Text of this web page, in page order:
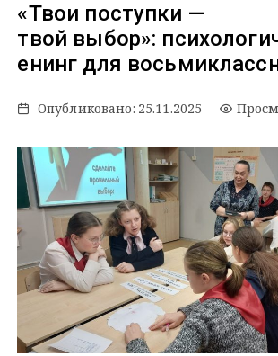
«Твои поступки —
твой выбор»:
енинг для
Опубликовано: 25.11.2025